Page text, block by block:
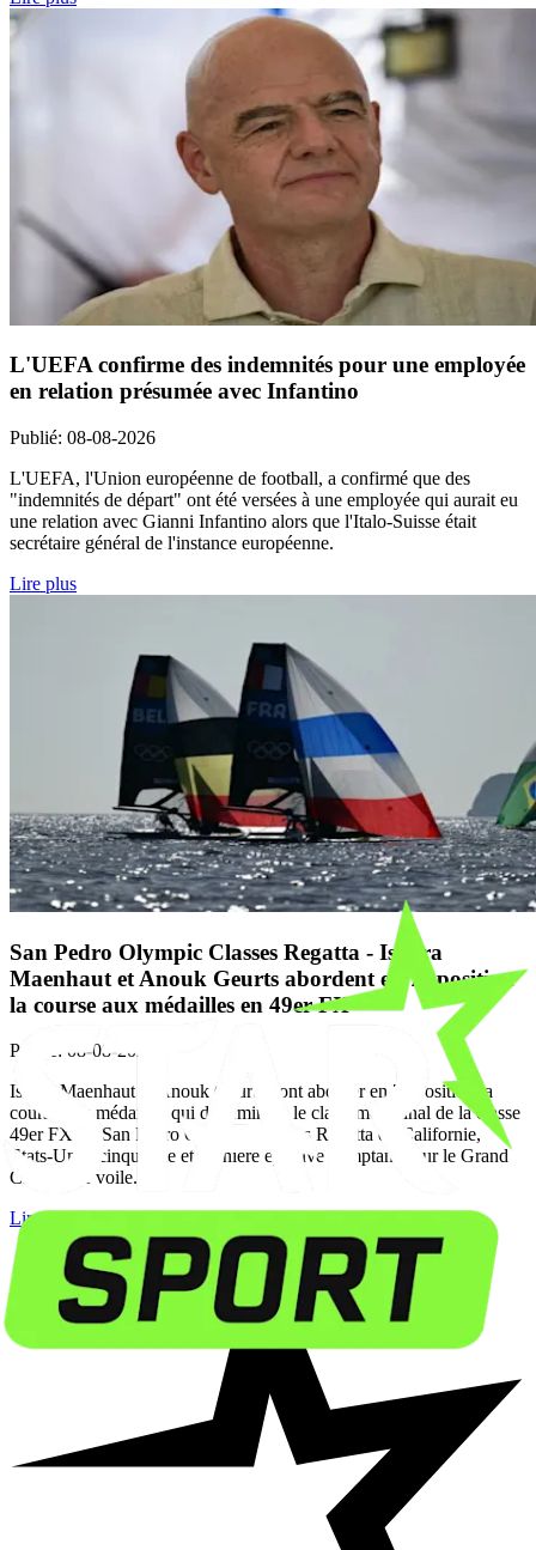
L'UEFA confirme des indemnités pour une employée
en relation présumée avec Infantino
Publié: 08-08-2026
L'UEFA, l'Union européenne de football, a confirmé que des
"indemnités de départ" ont été versées à une employée qui aurait eu
une relation avec Gianni Infantino alors que l'Italo-Suisse était
secrétaire général de l'instance européenne.
Lire plus
San Pedro Olympic Classes Regatta - Isaura
Maenhaut et Anouk Geurts abordent en 7e position
la course aux médailles en 49er FX
Publié: 08-08-2026
Isaura Maenhaut et Anouk Geurts vont aborder en 7e position la
course aux médailles qui déterminera le classement final de la classe
49er FX du San Pedro Olympic Classes Regatta en Californie,
Etats-Unis, cinquième et dernière épreuve comptant pour le Grand
Chelem de voile.
Lire plus